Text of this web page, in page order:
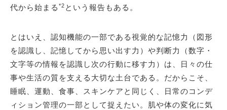
代から始まる *2 という報告もある。
とはいえ、認知機能の一部である視覚的な記憶力（図形
を認識し、記憶してから思い出す力）や判断力（数字・
文字等の情報を認識し次の行動に移す力）は、日々の仕
事や生活の質を支える大切な土台である。だからこそ、
睡眠、運動、食事、スキンケアと同じく、日常のコンデ
ィション管理の一部として捉えたい。肌や体の変化に気